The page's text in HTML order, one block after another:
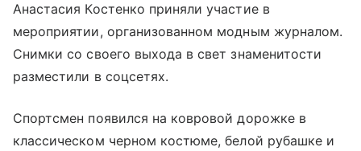
Анастасия Костенко приняли участие в
мероприятии, организованном модным журналом.
Снимки со своего выхода в свет знаменитости
разместили в соцсетях.
Спортсмен появился на ковровой дорожке в
классическом черном костюме, белой рубашке и